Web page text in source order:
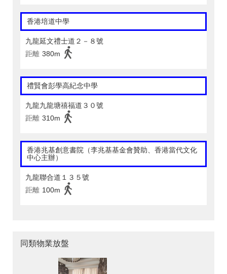
香港培道中學
九龍延文禮士道２－８號
距離 380m
禮賢會彭學高紀念中學
九龍九龍塘禧福道３０號
距離 310m
香港兆基創意書院（李兆基基金會贊助、香港當代文化
中心主辦）
九龍聯合道１３５號
距離 100m
同類物業放盤